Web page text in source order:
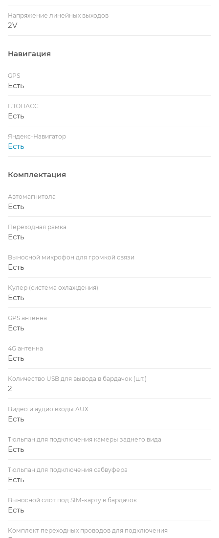
Напряжение линейных выходов
2V
Навигация
GPS
Есть
ГЛОНАСС
Есть
Яндекс-Навигатор
Есть
Комплектация
Автомагнитола
Есть
Переходная рамка
Есть
Выносной микрофон для громкой связи
Есть
Кулер (система охлаждения)
Есть
GPS антенна
Есть
4G антенна
Есть
Количество USB для вывода в бардачок (шт.)
2
Видео и аудио входы AUX
Есть
Тюльпан для подключения камеры заднего вида
Есть
Тюльпан для подключения сабвуфера
Есть
Выносной слот под SIM-карту в бардачок
Есть
Комплект переходных проводов для подключения